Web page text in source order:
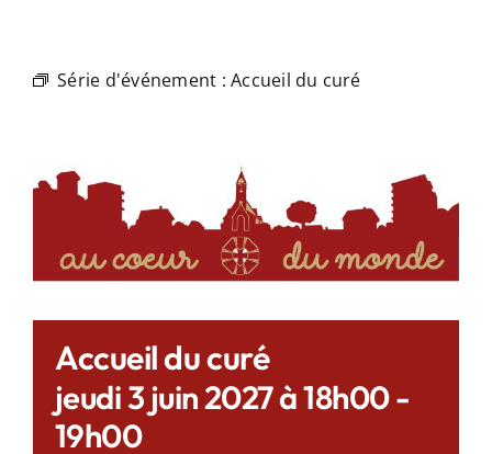
Série d'événement :Accueil du curé
Accueil du curé
jeudi 3 juin 2027 à 18h00-
19h00